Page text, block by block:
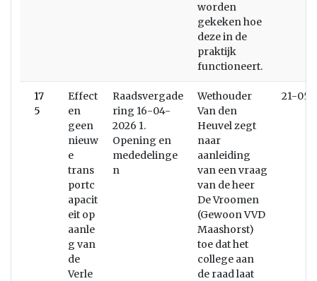
worden
gekeken hoe
deze in de
praktijk
functioneert.
17
5
Effect
en
geen
nieuw
e
trans
portc
apacit
eit op
aanle
g van
de
Verle
Raadsvergade
ring 16-04-
2026 1.
Opening en
mededelinge
n
Wethouder
Van den
Heuvel zegt
naar
aanleiding
van een vraag
van de heer
De Vroomen
(Gewoon VVD
Maashorst)
toe dat het
college aan
de raad laat
21-05-